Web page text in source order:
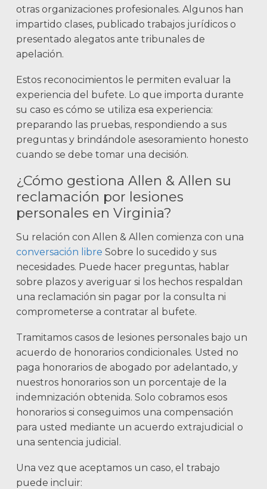
otras organizaciones profesionales. Algunos han
impartido clases, publicado trabajos jurídicos o
presentado alegatos ante tribunales de
apelación.
Estos reconocimientos le permiten evaluar la
experiencia del bufete. Lo que importa durante
su caso es cómo se utiliza esa experiencia:
preparando las pruebas, respondiendo a sus
preguntas y brindándole asesoramiento honesto
cuando se debe tomar una decisión.
¿Cómo gestiona Allen & Allen su
reclamación por lesiones
personales en Virginia?
Su relación con Allen & Allen comienza con una
conversación libre Sobre lo sucedido y sus
necesidades. Puede hacer preguntas, hablar
sobre plazos y averiguar si los hechos respaldan
una reclamación sin pagar por la consulta ni
comprometerse a contratar al bufete.
Tramitamos casos de lesiones personales bajo un
acuerdo de honorarios condicionales. Usted no
paga honorarios de abogado por adelantado, y
nuestros honorarios son un porcentaje de la
indemnización obtenida. Solo cobramos esos
honorarios si conseguimos una compensación
para usted mediante un acuerdo extrajudicial o
una sentencia judicial.
Una vez que aceptamos un caso, el trabajo
puede incluir: